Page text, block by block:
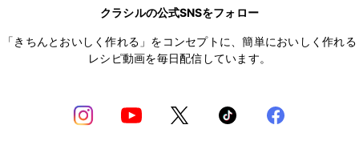
クラシルの公式SNSをフォロー
「きちんとおいしく作れる」をコンセプトに、簡単においしく作れる
レシピ動画を毎日配信しています。